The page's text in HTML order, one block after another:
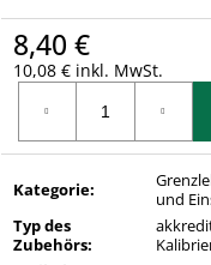
8,40 €
10,08 € inkl. MwSt.
Kategorie:
und
Typ des
Zubehörs: